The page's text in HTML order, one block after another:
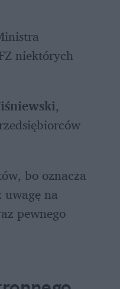
niektórych
,
bo oznacza
na
pewnego